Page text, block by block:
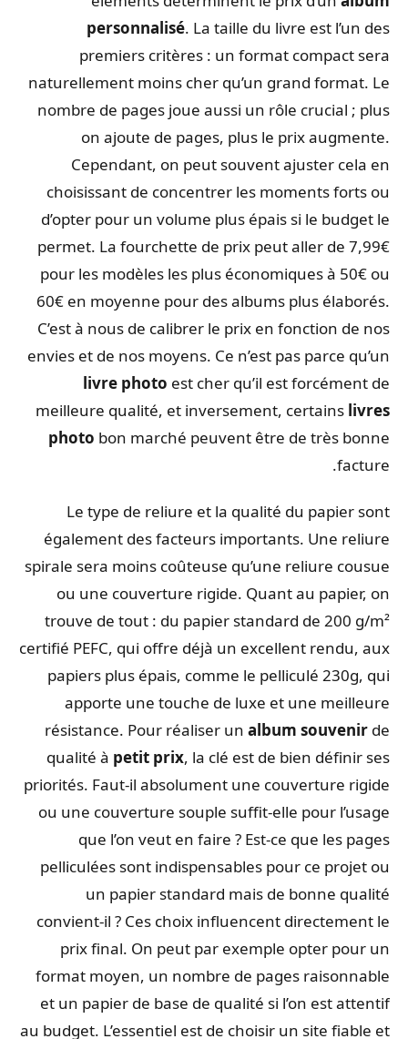
personnalisé . La taille du livre est l’un des
premiers critères : un format compact sera
naturellement moins cher qu’un grand format. Le
nombre de pages joue aussi un rôle crucial ; plus
on ajoute de pages, plus le prix augmente.
Cependant, on peut souvent ajuster cela en
choisissant de concentrer les moments forts ou
d’opter pour un volume plus épais si le budget le
permet. La fourchette de prix peut aller de 7,99€
pour les modèles les plus économiques à 50€ ou
60€ en moyenne pour des albums plus élaborés.
C’est à nous de calibrer le prix en fonction de nos
envies et de nos moyens. Ce n’est pas parce qu’un
livre photo est cher qu’il est forcément de
meilleure qualité, et inversement, certainslivres
photo bon marché peuvent être de très bonne
facture.
Le type de reliure et la qualité du papier sont
également des facteurs importants. Une reliure
spirale sera moins coûteuse qu’une reliure cousue
ou une couverture rigide. Quant au papier, on
trouve de tout : du papier standard de 200 g/m²
certifié PEFC, qui offre déjà un excellent rendu, aux
papiers plus épais, comme le pelliculé 230g, qui
apporte une touche de luxe et une meilleure
résistance. Pour réaliser unalbum souvenir de
qualité àpetit prix , la clé est de bien définir ses
priorités. Faut-il absolument une couverture rigide
ou une couverture souple suffit-elle pour l’usage
que l’on veut en faire ? Est-ce que les pages
pelliculées sont indispensables pour ce projet ou
un papier standard mais de bonne qualité
convient-il ? Ces choix influencent directement le
prix final. On peut par exemple opter pour un
format moyen, un nombre de pages raisonnable
et un papier de base de qualité si l’on est attentif
au budget. L’essentiel est de choisir un site fiable et